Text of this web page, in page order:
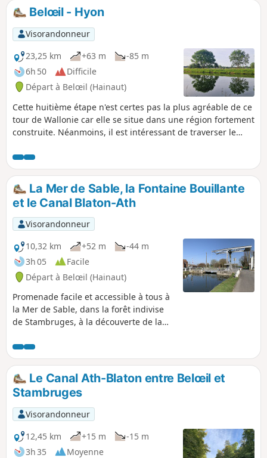
parcours passe aussi devant le célèbre
"Caillou qui Bique".
Belœil - Hyon
Visorandonneur
23,25 km
+63 m
-85 m
6h 50
Difficile
Départ à Belœil (Hainaut)
Cette huitième étape n'est certes pas la plus agréable de ce
tour de Wallonie car elle se situe dans une région fortement
construite. Néanmoins, il est intéressant de traverser le
dans ses villes. Ces divers aspects se retrouvent ici.
Logement chez l'habitant.
La Mer de Sable, la Fontaine Bouillante
et le Canal Blaton-Ath
Visorandonneur
10,32 km
+52 m
-44 m
3h 05
Facile
Départ à Belœil (Hainaut)
Promenade facile et accessible à tous à
la Mer de Sable, dans la forêt indivise
de Stambruges, à la découverte de la
canal Blaton-Ath sur chemin de halage.
Le Canal Ath-Blaton entre Belœil et
Stambruges
Visorandonneur
12,45 km
+15 m
-15 m
3h 35
Moyenne